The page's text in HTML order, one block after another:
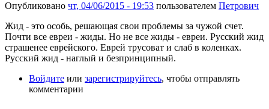
Опубликовано чт, 04/06/2015 - 19:53 пользователем Петрович
Жид - это особь, решающая свои проблемы за чужой счет.
Почти все евреи - жиды. Но не все жиды - евреи. Русский жид
страшенее еврейского. Еврей трусоват и слаб в коленках.
Русский жид - наглый и безпринципный.
Войдите или зарегистрируйтесь, чтобы отправлять
комментарии